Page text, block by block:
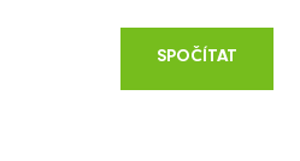
SPOČÍTAT